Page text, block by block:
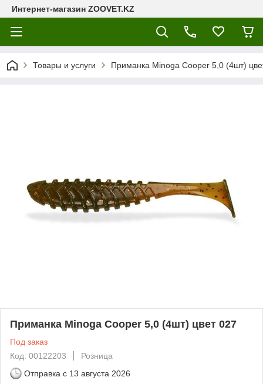
Интернет-магазин ZOOVET.KZ
Товары и услуги Приманка Minoga Cooper 5,0 (4шт)
Приманка Minoga Cooper 5,0 (4шт) цвет 027
Под заказ
Код: 00122203
Розница
Отправка с 13 августа 2026